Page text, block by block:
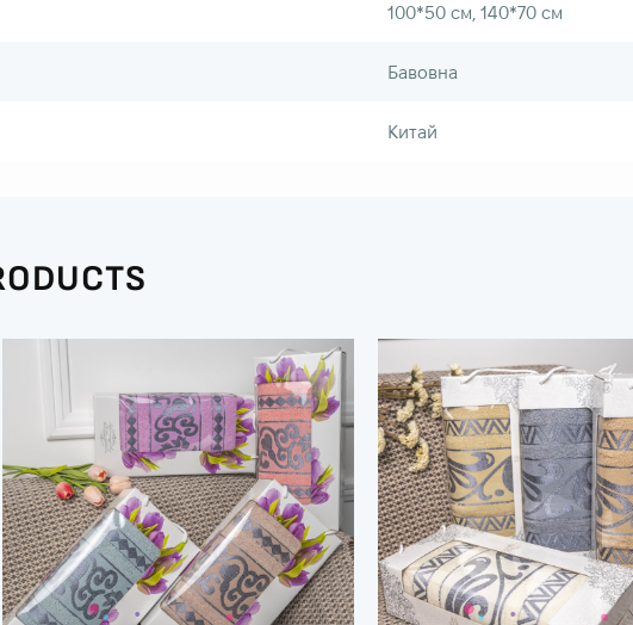
100*50 см, 140*70 см
Бавовна
Китай